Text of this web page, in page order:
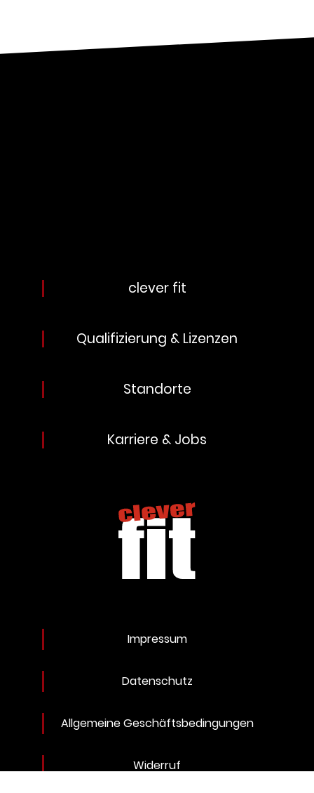
clever fit
Qualifizierung & Lizenzen
Standorte
Karriere & Jobs
Impressum
Datenschutz
Allgemeine Geschäftsbedingungen
Widerruf